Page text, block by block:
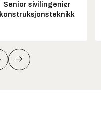
Senior sivilingeniør
konstruksjonsteknikk